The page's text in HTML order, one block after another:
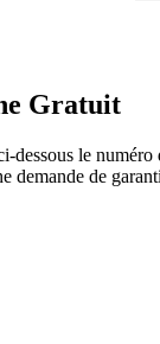
Gratuit
le
de